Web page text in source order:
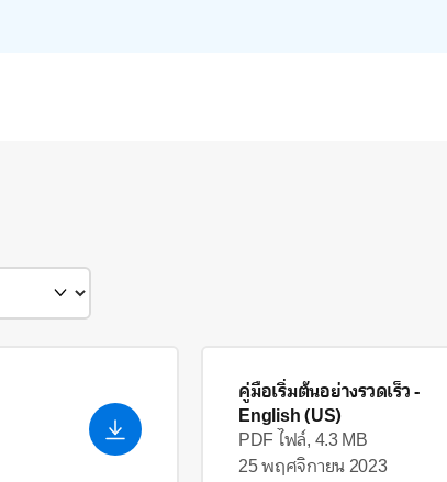
คู่มือเริ่มต้นอย่างรวดเร็ว-
English (US)
PDF ไฟล์, 4.3 MB
25 พฤศจิกายน 2023